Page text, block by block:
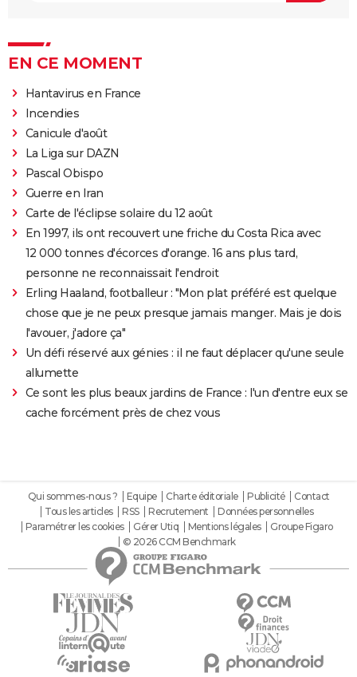
EN CE MOMENT
Hantavirus en France
Incendies
Canicule d'août
La Liga sur DAZN
Pascal Obispo
Guerre en Iran
Carte de l'éclipse solaire du 12 août
En 1997, ils ont recouvert une friche du Costa Rica avec
12 000 tonnes d'écorces d'orange. 16 ans plus tard,
personne ne reconnaissait l'endroit
Erling Haaland, footballeur : "Mon plat préféré est quelque
chose que je ne peux presque jamais manger. Mais je dois
l'avouer, j'adore ça"
Un défi réservé aux génies : il ne faut déplacer qu'une seule
allumette
Ce sont les plus beaux jardins de France : l'un d'entre eux se
cache forcément près de chez vous
Qui sommes-nous ? Equipe Charte éditoriale Publicité
Contact
Tous les articles
RSS Recrutement
Données personnelles
Paramétrer les cookies
Gérer Utiq Mentions légales
Groupe Figaro
© 2026 CCM Benchmark